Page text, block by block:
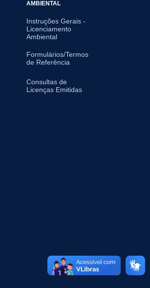
AMBIENTAL
Instruções Gerais -
Licenciamento
Ambiental
Formulários/Termos
de Referência
Consultas de
Licenças Emitidas